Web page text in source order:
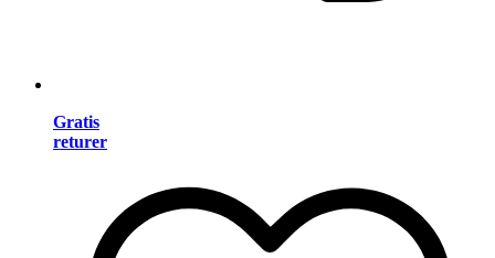
Gratis
returer